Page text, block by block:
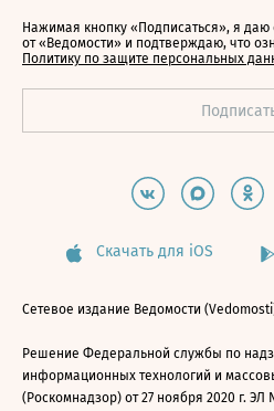
Нажимая кнопку «Подписаться», я даю
от «Ведомости» и подтверждаю, что
Политику по защите персональных
Скачать для iOS
Сетевое издание Ведомости
Решение Федеральной службы по
информационных технологий и
(Роскомнадзор) от 27 ноября 2020 г. ЭЛ